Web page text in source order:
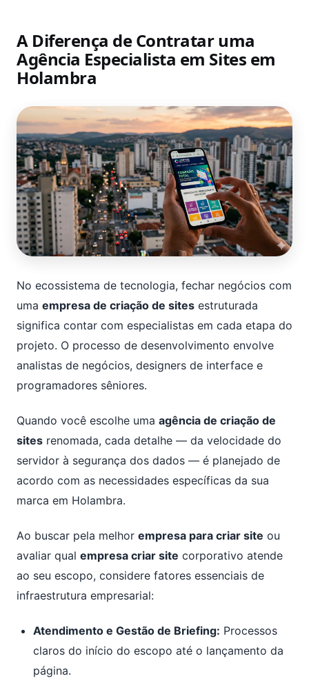
A Diferença de Contratar uma
Agência Especialista em Sites em
Holambra
No ecossistema de tecnologia, fechar negócios com
uma empresa de criação de sites estruturada
significa contar com especialistas em cada etapa do
projeto. O processo de desenvolvimento envolve
analistas de negócios, designers de interface e
programadores sêniores.
Quando você escolhe uma agência de criação de
sites renomada, cada detalhe — da velocidade do
servidor à segurança dos dados — é planejado de
acordo com as necessidades específicas da sua
marca em Holambra.
Ao buscar pela melhor empresa para criar site ou
avaliar qual empresa criar site corporativo atende
ao seu escopo, considere fatores essenciais de
infraestrutura empresarial:
Atendimento e Gestão de Briefing: Processos
claros do início do escopo até o lançamento da
página.